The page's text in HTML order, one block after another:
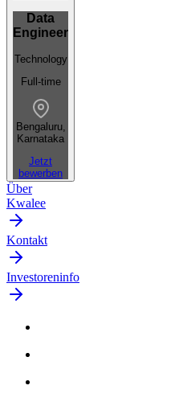
Data
Engineer
Technology
Full-time
Bengaluru,
Karnataka
Jetzt
bewerben
Über
Kwalee
Kontakt
Investoreninfo